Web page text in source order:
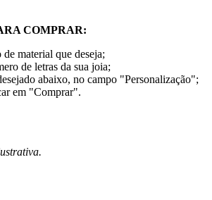
COMPRAR:
material que deseja;
de letras da sua joia;
abaixo, no campo "Personalização";
em "Comprar".